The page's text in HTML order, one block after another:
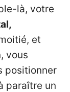
là, votre
et
, vous
positionner
paraître un